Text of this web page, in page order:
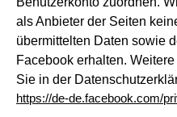
als Anbieter der Seiten
übermittelten Daten sowie
Facebook erhalten.
Sie in der
https://de-de.facebook.com/